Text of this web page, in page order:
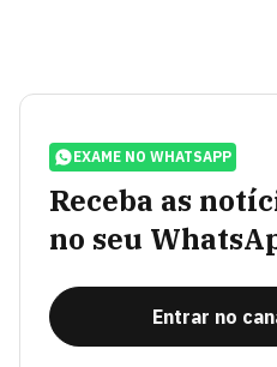
EXAME NO WHATSAPP
Receba as
no seu
Entrar no